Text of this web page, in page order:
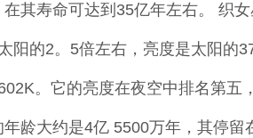
其寿命可达到35亿年左右。 织女
阳的2。5倍左右，亮度是太阳的37
。它的亮度在夜空中排名第五
龄大约是4亿 5500万年，其停